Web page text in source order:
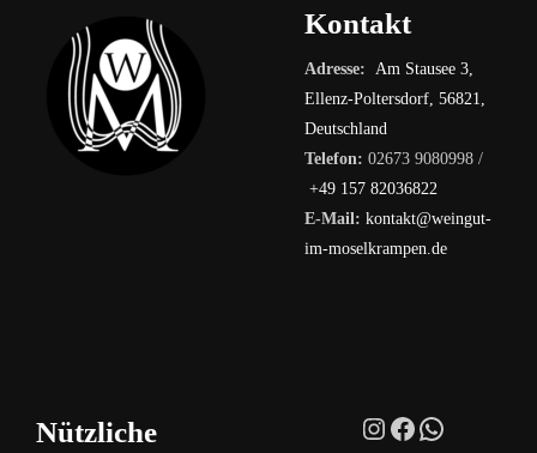
Kontakt
Adresse: Am Stausee 3,
Ellenz-Poltersdorf, 56821,
Deutschland
Telefon: 02673 9080998 /
+49 157 82036822
E-Mail: kontakt@weingut-
im-moselkrampen.de
Nützliche
Instagram
Facebook